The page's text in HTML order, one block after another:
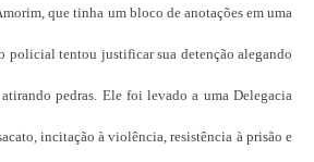
que tinha um bloco de anotações em uma
policial tentou justificar sua detenção alegando
pedras. Ele foi levado a uma Delegacia
incitação à violência, resistência à prisão e